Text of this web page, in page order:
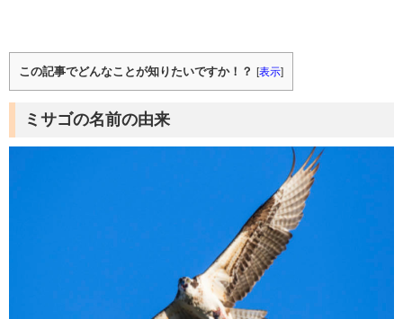
この記事でどんなことが知りたいですか！？ [表示]
ミサゴの名前の由来